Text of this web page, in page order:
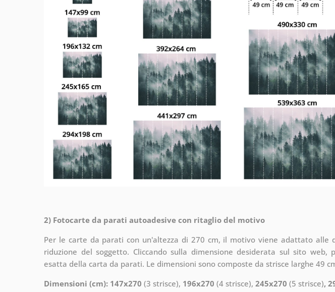
2) Fotocarte da parati autoadesive con ritaglio del motivo
Per le carte da parati con un'altezza di 270 cm, il motivo viene adattato alle
riduzione del soggetto. Cliccando sulla dimensione desiderata sul sito web,
esatta della carta da parati. Le dimensioni sono composte da strisce larghe 49
Dimensioni (cm): 147x270 (3 strisce), 196x270 (4 strisce), 245x270 (5 strisce),